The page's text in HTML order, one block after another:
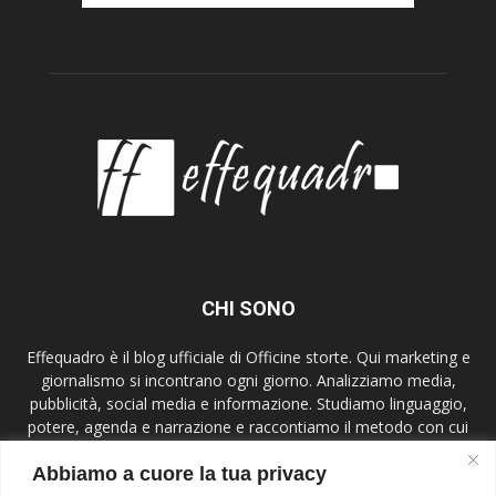
Abbiamo a cuore la tua privacy
CHI SONO
Effequadro è il blog ufficiale di Officine storte. Qui marketing e
giornalismo si incontrano ogni giorno. Analizziamo media,
pubblicità, social media e informazione. Studiamo linguaggio,
potere, agenda e narrazione e raccontiamo il metodo con cui
parliamo a giornalisti, comunicatori, studenti e lettori attenti.